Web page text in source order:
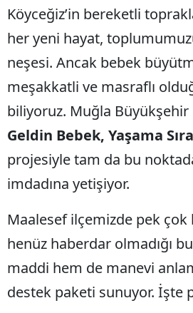
Köyceğiz’in bereketli
her yeni hayat,
neşesi. Ancak bebek
meşakkatli ve masraflı
biliyoruz. Muğla Büyükşehir
Geldin Bebek, Yaşama
projesiyle tam da bu
imdadına yetişiyor.
​Maalesef ilçemizde pek
henüz haberdar olmadığı
maddi hem de manevi
destek paketi sunuyor. İşte